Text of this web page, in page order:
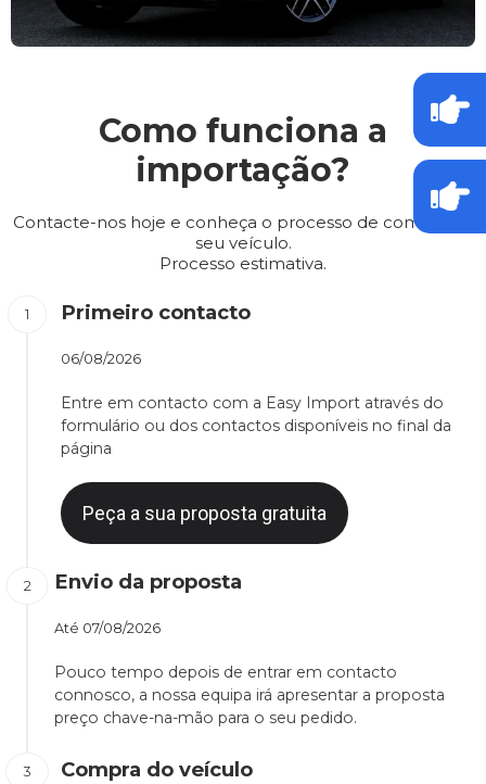
Como funciona a
importação?
Contacte-nos hoje e conheça o processo de compra do
seu veículo.
Processo estimativa.
Primeiro contacto
06/08/2026
Entre em contacto com a Easy Import através do
formulário ou dos contactos disponíveis no final da
página
Peça a sua proposta gratuita
Envio da proposta
Até 07/08/2026
Pouco tempo depois de entrar em contacto
connosco, a nossa equipa irá apresentar a proposta
preço chave-na-mão para o seu pedido.
Compra do veículo